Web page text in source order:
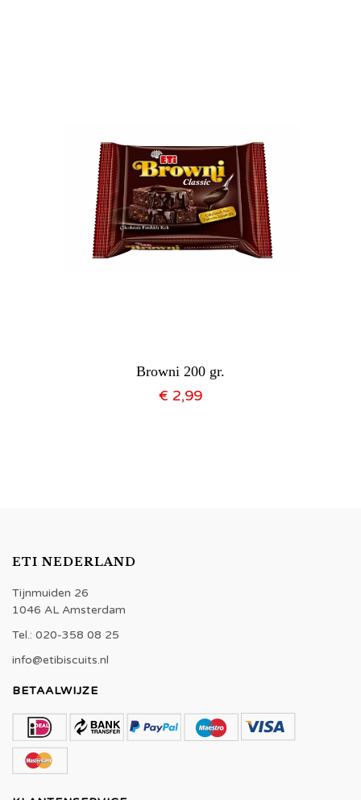
Browni 200 gr.
€ 2,99
ETI NEDERLAND
Tijnmuiden 26
1046 AL Amsterdam
Tel.: 020-358 08 25
info@etibiscuits.nl
BETAALWIJZE